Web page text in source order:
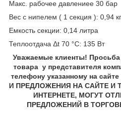
Макс. рабочее давлениее 30 бар
Вес с нипелем ( 1 секция ): 0,94 кг.
Емкость секции: 0,14 литра
Теплоотдача Δt 70 °C: 135 Вт
Уважаемые клиенты! Просьба
товара у представителя
телефону указанному на
И ПРЕДЛОЖЕНИЯ НА САЙТЕ И
ИНТЕРНЕТЕ, МОГУТ
ПРЕДЛОЖЕНИЙ В